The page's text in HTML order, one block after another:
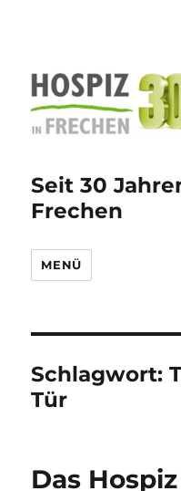
Seit 30
Frechen
MENÜ
Schlagwort:
Tür
Das